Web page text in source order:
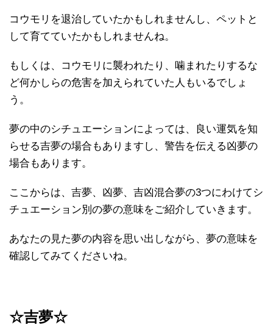
コウモリを退治していたかもしれませんし、ペットと
して育てていたかもしれませんね。
もしくは、コウモリに襲われたり、噛まれたりするな
ど何かしらの危害を加えられていた人もいるでしょ
う。
夢の中のシチュエーションによっては、良い運気を知
らせる吉夢の場合もありますし、警告を伝える凶夢の
場合もあります。
ここからは、吉夢、凶夢、吉凶混合夢の3つにわけてシ
チュエーション別の夢の意味をご紹介していきます。
あなたの見た夢の内容を思い出しながら、夢の意味を
確認してみてくださいね。
☆吉夢☆